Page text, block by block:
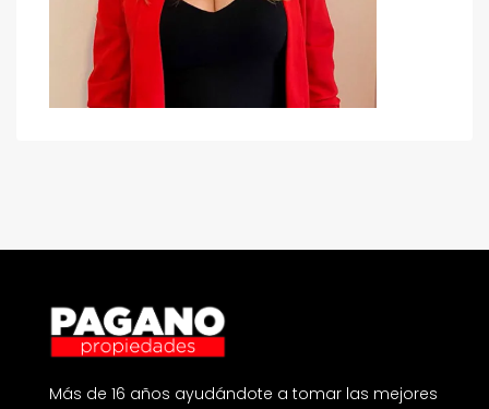
Más de 16 años ayudándote a tomar las mejores